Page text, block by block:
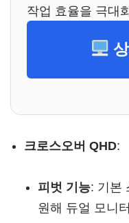
작업 효율을 극대
크로스오버 QHD:
피벗 기능: 기본
원해 듀얼 모니